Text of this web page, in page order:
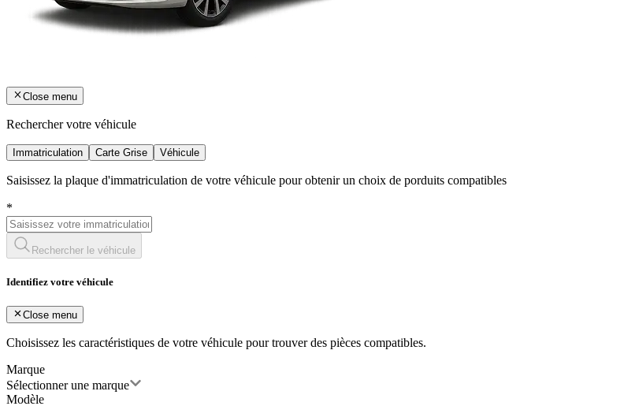
Close menu
Rechercher votre véhicule
Immatriculation Carte Grise Véhicule
Saisissez la plaque d'immatriculation de votre véhicule pour obtenir un choix de porduits compatibles
*
Rechercher le véhicule
Identifiez votre véhicule
Close menu
Choisissez les caractéristiques de votre véhicule pour trouver des pièces compatibles.
Marque
Sélectionner une marque
Modèle